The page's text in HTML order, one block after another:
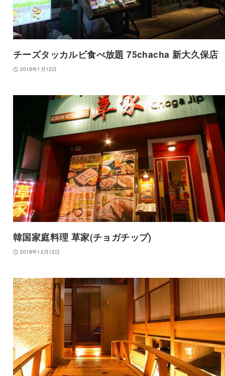
チーズタッカルビ食べ放題 75chacha 新大久保店
2019年1月12日
韓国家庭料理 草家(チョガチップ)
2018年12月12日